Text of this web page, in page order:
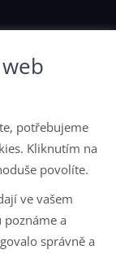
potřebujeme
Kliknutím na
povolíte.
ve vašem
poznáme a
správně a